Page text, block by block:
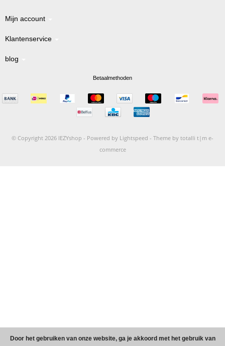
Mijn account
Klantenservice
blog
Betaalmethoden
© Copyright 2026 IEZYshop - Powered by Lightspeed - Theme by totalli t|m e-
commerce
Door het gebruiken van onze website, ga je akkoord met het gebruik van